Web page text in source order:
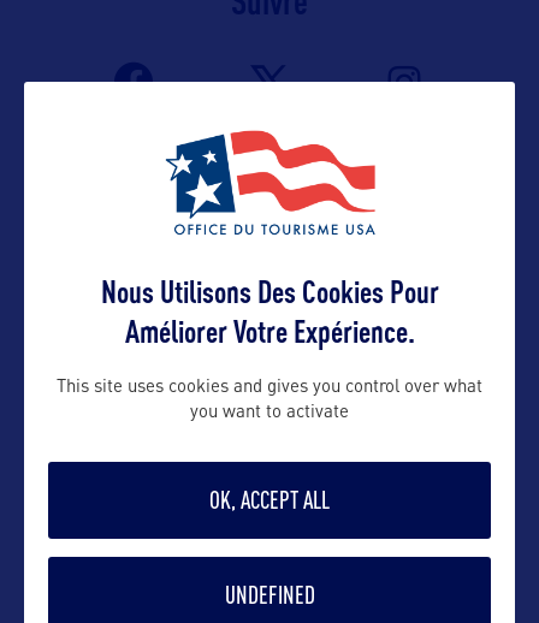
DANS LA MÊME CATEGORIE
Nous Utilisons Des Cookies Pour
Améliorer Votre Expérience.
This site uses cookies and gives you control over what
you want to activate
OK, ACCEPT ALL
UNDEFINED